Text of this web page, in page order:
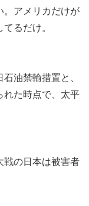
。アメリカだけが
るだけ。
油禁輸措置と、
れた時点で、太平
戦の日本は被害者